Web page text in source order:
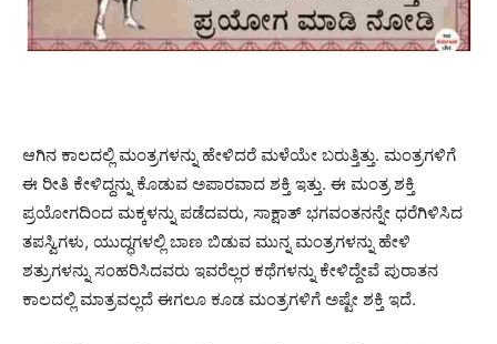
ಆಗಿನ ಕಾಲದಲ್ಲಿ ಮಂತ್ರಗಳನ್ನು ಹೇಳಿದರೆ ಮಳೆಯೇ ಬರುತ್ತಿತ್ತು. ಮಂತ್ರಗಳಿಗೆ
ಈ ರೀತಿ ಕೇಳಿದ್ದನ್ನು ಕೊಡುವ ಅಪಾರವಾದ ಶಕ್ತಿ ಇತ್ತು. ಈ ಮಂತ್ರ ಶಕ್ತಿ
ಪ್ರಯೋಗದಿಂದ ಮಕ್ಕಳನ್ನು ಪಡೆದವರು, ಸಾಕ್ಷಾತ್ ಭಗವಂತನನ್ನೇ ಧರೆಗಿಳಿಸಿದ
ತಪಸ್ವಿಗಳು, ಯುದ್ಧಗಳಲ್ಲಿ ಬಾಣ ಬಿಡುವ ಮುನ್ನ ಮಂತ್ರಗಳನ್ನು ಹೇಳಿ
ಶತ್ರುಗಳನ್ನು ಸಂಹರಿಸಿದವರು ಇವರೆಲ್ಲರ ಕಥೆಗಳನ್ನು ಕೇಳಿದ್ದೇವೆ ಪುರಾತನ
ಕಾಲದಲ್ಲಿ ಮಾತ್ರವಲ್ಲದೆ ಈಗಲೂ ಕೂಡ ಮಂತ್ರಗಳಿಗೆ ಅಷ್ಟೇ ಶಕ್ತಿ ಇದೆ.